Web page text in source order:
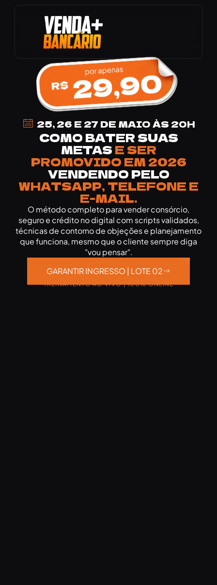
25, 26 E 27 DE MAIO ÀS 20H
COMO BATER SUAS
METAS E SER
PROMOVIDO EM 2026
VENDENDO PELO
WHATSAPP, TELEFONE E
E-MAIL.
O método completo para vender consórcio,
seguro e crédito no digital com scripts validados,
técnicas de contorno de objeções e planejamento
que funciona, mesmo que o cliente sempre diga
"vou pensar".
GARANTIR INGRESSO | LOTE 02
TREINAMENTO AO VIVO | 100% ONLINE